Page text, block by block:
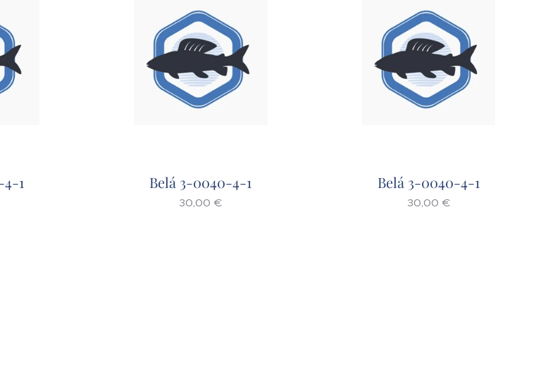
1 Belá 3-0040-4-1
30,00 €
Belá 3-0040-4-1
30,00 €